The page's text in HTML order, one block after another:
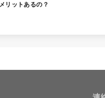
メリットあるの？